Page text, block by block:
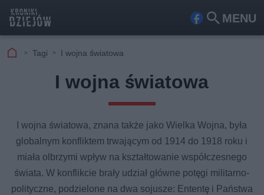
MENU
Fa Szu
Tagi I wojna światowa
I wojna światowa
I wojna światowa, znana także jako Wielka Wojna, była
globalnym konfliktem trwającym od 1914 do 1918 roku i
miała olbrzymi wpływ na kształtowanie współczesnego
świata. W konflikcie brały udział główne potęgi militarno-
polityczne, podzielone na dwa sojusze: Ententę i Państwa